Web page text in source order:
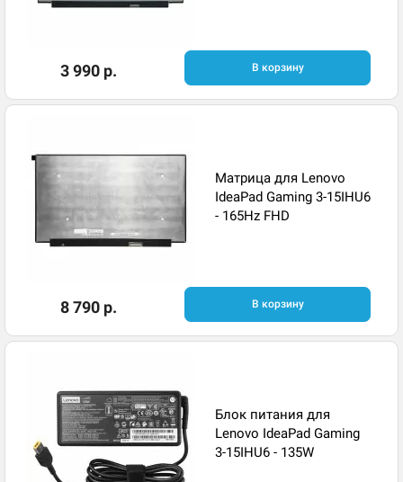
3 990 р. В корзину
Матрица для Lenovo
IdeaPad Gaming 3-15IHU6
- 165Hz FHD
8 790 р. В корзину
Блок питания для
Lenovo IdeaPad Gaming
3-15IHU6 - 135W